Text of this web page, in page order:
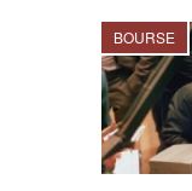
BOURSE